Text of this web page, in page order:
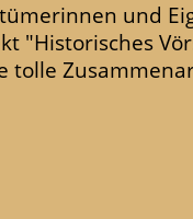
und
"Historisches
tolle